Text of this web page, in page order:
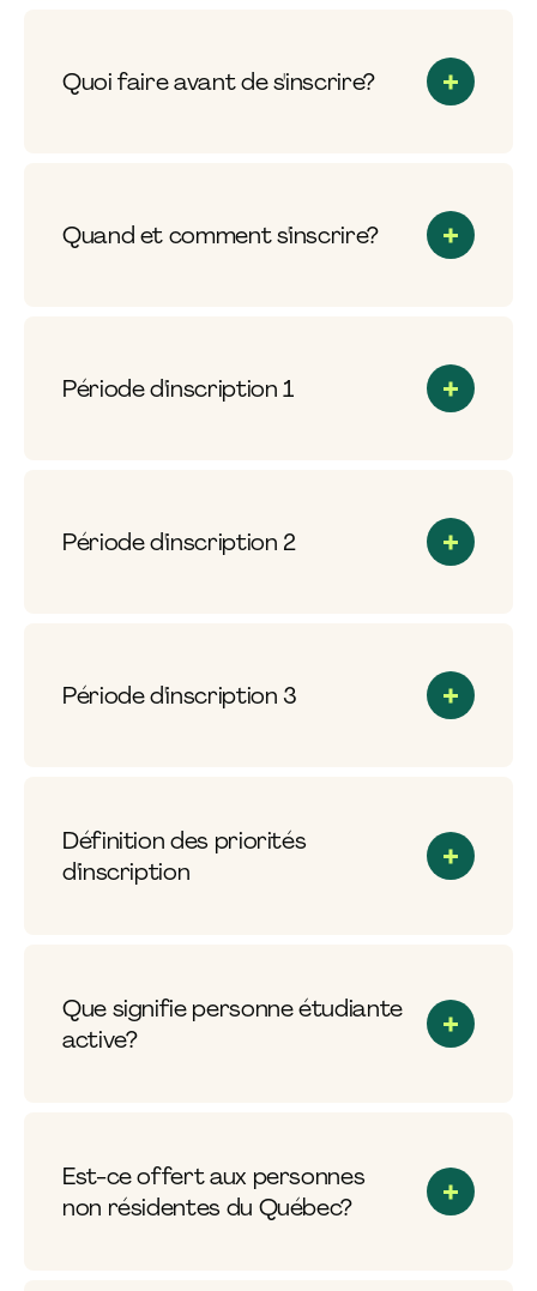
Quoi faire avant de s'inscrire?
Quand et comment s'inscrire?
Période d'inscription 1
Période d'inscription 2
Période d'inscription 3
Définition des priorités
d'inscription
Que signifie personne étudiante
active?
Est-ce offert aux personnes
non résidentes du Québec?